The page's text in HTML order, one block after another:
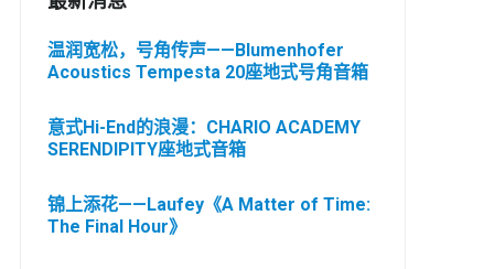
温润宽松，号角传声——Blumenhofer
Acoustics Tempesta 20座地式号角音箱
意式Hi-End的浪漫：CHARIO ACADEMY
SERENDIPITY座地式音箱
锦上添花——Laufey《A Matter of Time:
The Final Hour》